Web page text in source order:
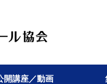
開講座／動画